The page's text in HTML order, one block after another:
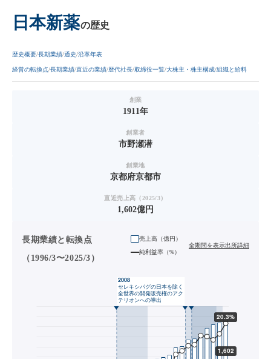
日本新薬の歴史
歴史概要 長期業績 通史 沿革年表
経営の転換点 長期業績 直近の業績 歴代社長 取締役一覧 大株主・株主構成 組織と給料
創業
1911年
創業者
市野瀬潜
創業地
京都府京都市
直近売上高（2025/3）
1,602億円
長期業績と転換点
（1996/3〜2025/3）
売上高（億円）
純利益率（%）
全期間を表示出所詳細